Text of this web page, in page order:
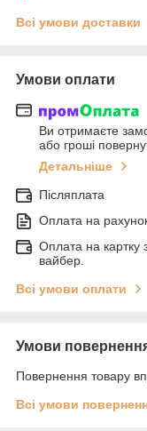
Всі умови доставки
Умови оплати
Ви отримаєте
або гроші
Детальніше
Післяплата
Оплата на
Оплата на картку
вайбер.
Всі умови оплати
Умови
Повернення товару
Всі умови